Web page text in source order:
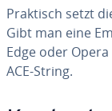
Praktisch setzt
Gibt man eine
Edge oder
ACE-String.